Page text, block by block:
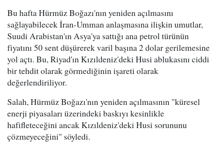
Bu hafta Hürmüz Boğazı'nın yeniden açılmasını
sağlayabilecek İran-Umman anlaşmasına ilişkin umutlar,
Suudi Arabistan'ın Asya'ya sattığı ana petrol türünün
fiyatını 50 sent düşürerek varil başına 2 dolar gerilemesine
yol açtı. Bu, Riyad'ın Kızıldeniz'deki Husi ablukasını ciddi
bir tehdit olarak görmediğinin işareti olarak
değerlendiriliyor.
Salah, Hürmüz Boğazı'nın yeniden açılmasının "küresel
enerji piyasaları üzerindeki baskıyı kesinlikle
hafifleteceğini ancak Kızıldeniz'deki Husi sorununu
çözmeyeceğini" söyledi.